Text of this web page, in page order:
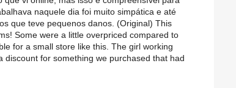
naquele dia foi muito simpática e até
que teve pequenos danos. (Original) This
Some were a little overpriced compared to
for a small store like this. The girl working
for something we purchased that had